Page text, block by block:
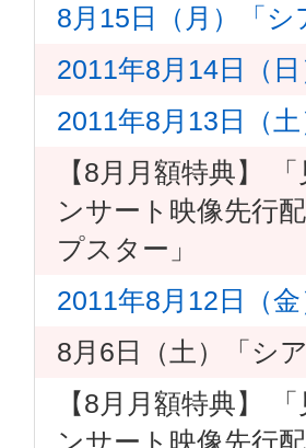
8月15日（月）「
2011年8月14日（
2011年8月13日（
【8月月額特典】
ンサート映像先行
プスター」
2011年8月12日（
8月6日（土）「シ
【8月月額特典】
ンサート映像先行